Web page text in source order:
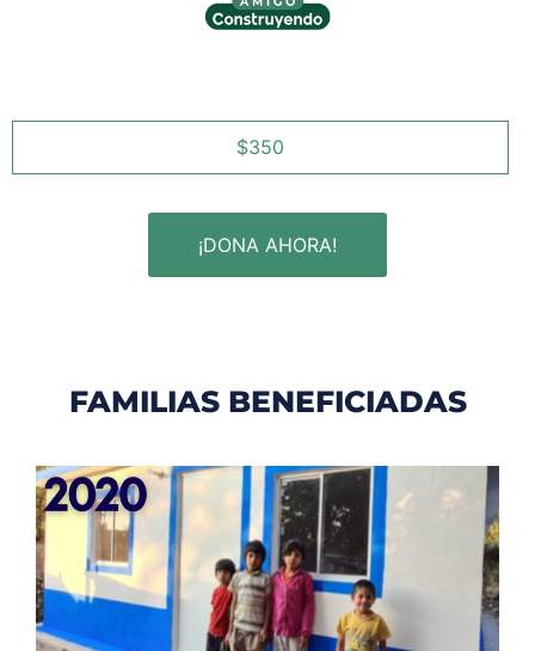
$350
¡DONA AHORA!
FAMILIAS BENEFICIADAS